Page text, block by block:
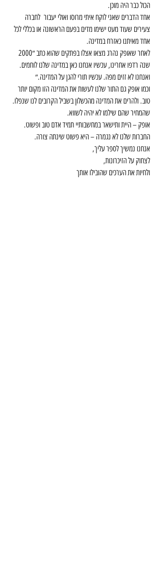
הכול כבר היה מוכן.
אחד הדברים שאני לוקח איתי מרוסו ואולי יעבור  לחברה
צעירים שעוד מעט ישימו מדים בפעם הראשונה או בכללי לכל
אחד מאיתנו כאזרח במדינה.
שנה רדפו אחרינו, עכשיו אנחנו כאן במדינה שלנו לוחמים.
ואנחנו לא זזים מפה. עכשיו תורי להגן על המדינה.״
וכמו אופק גם התור שלנו לעשות את המדינה הזו מקום יותר
טוב. ולהרים את המדינה מהכשלון בשביל הקרובים לנו שנפלו.
שהמחיר שהם שילמו לא יהיה לשווא.
אופק – היית ותישאר במחשבותיי תמיד אדם טוב ופשוט.
החברות שלנו לא נגמרה – היא פשוט שינתה צורה.
אנחנו נמשיך לספר עליך,
לצחוק על הזיכרונות,
ולחיות את הערכים שהובילו אותך